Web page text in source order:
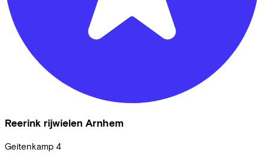
Reerink rijwielen Arnhem
Geitenkamp 4